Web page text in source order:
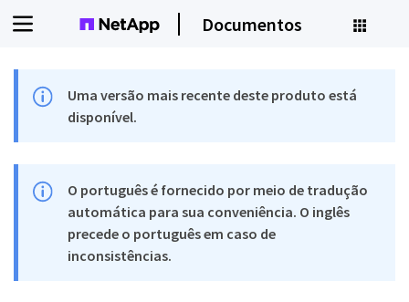
Documentos
Uma versão mais recente deste produto está
disponível.
O português é fornecido por meio de tradução
automática para sua conveniência. O inglês
precede o português em caso de
inconsistências.